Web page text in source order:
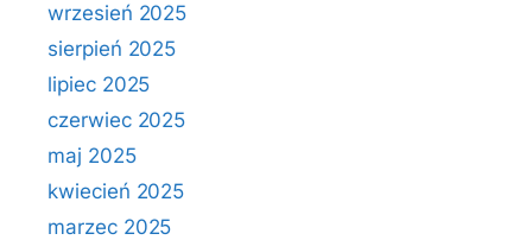
wrzesień 2025
sierpień 2025
lipiec 2025
czerwiec 2025
maj 2025
kwiecień 2025
marzec 2025